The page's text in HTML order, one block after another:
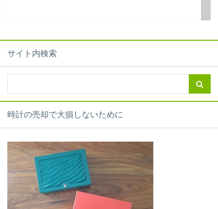
サイト内検索
時計の売却で大損しないために